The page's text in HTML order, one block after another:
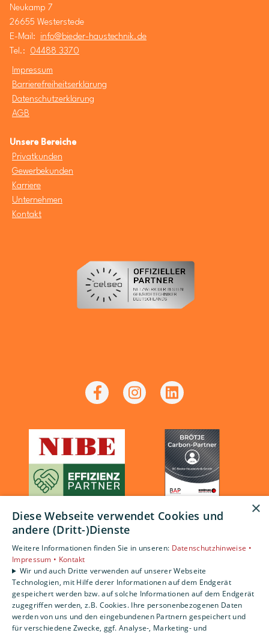
Neukamp 7
26655 Westerstede
E-Mail:
info@bieder-haustechnik.de
Tel.:
04488 3370
Impressum
Barrierefreiheitserklärung
Datenschutzerklärung
AGB
Unsere Bereiche
Privatkunden
Gewerbekunden
Karriere
Unternehmen
Kontakt
×
Diese Webseite verwendet Cookies und
andere (Dritt-)Dienste
Weitere Informationen finden Sie in unseren: Datenschutzhinweise •
Impressum • Kontakt
Wir und auch Dritte verwenden auf unserer Webseite
Technologien, mit Hilfe derer Informationen auf dem Endgerät
gespeichert werden bzw. auf solche Informationen auf dem Endgerät
zugegriffen werden, z.B. Cookies. Ihre personenbezogenen Daten
werden von uns und den eingebundenen Partnern gespeichert und
für verschiedene Zwecke, ggf. Analyse-, Marketing- und